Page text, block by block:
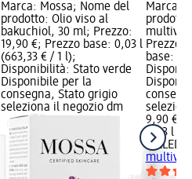
Marca: Mossa; Nome del
prodotto: Olio viso al
bakuchiol, 30 ml; Prezzo:
19,90 €; Prezzo base: 0,03 l
(663,33 € / 1 l);
Disponibilità: Stato verde
Disponibile per la
consegna, Stato grigio
seleziona il negozio dm
Marca:
Prezzo:
base:
9,90 €
0,03 l
WELEDA